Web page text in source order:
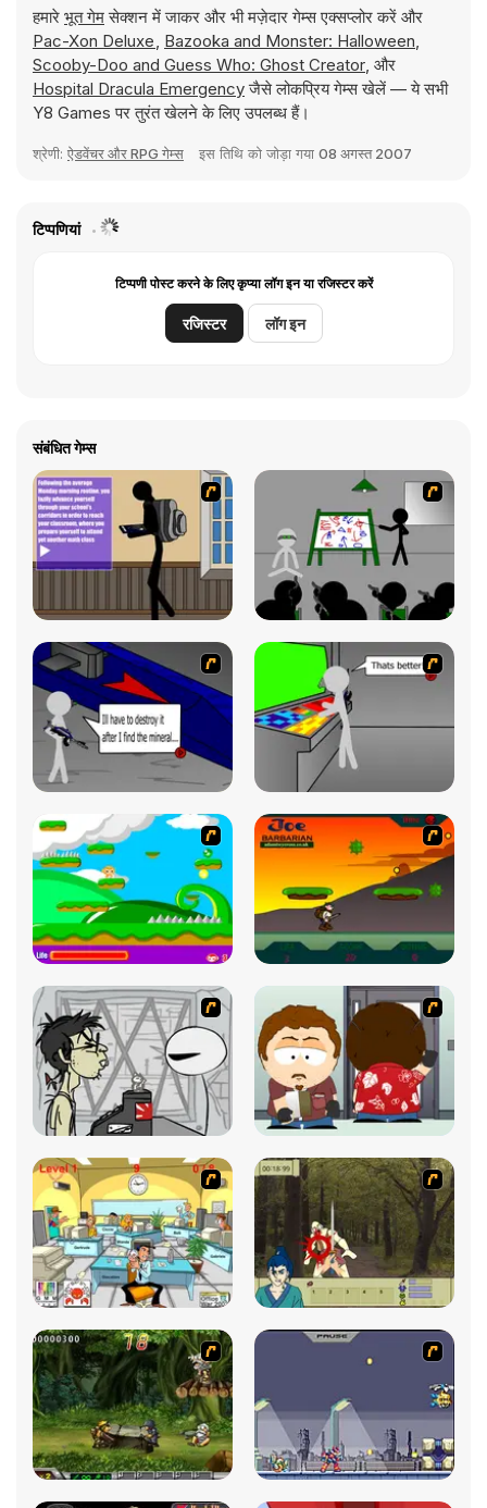
हमारे भूत गेमसेक्शन में जाकर और भी मज़ेदार गेम्स एक्सप्लोर करें और
Pac-Xon Deluxe, Bazooka and Monster: Halloween,
Scooby-Doo and Guess Who: Ghost Creator, और
Hospital Dracula Emergencyजैसे लोकप्रिय गेम्स खेलें — ये सभी
Y8 Games पर तुरंत खेलने के लिए उपलब्ध हैं।
श्रेणी: ऐडवेंचर और RPG गेम्स इस तिथि को जोड़ा गया 08 अगस्त 2007
टिप्पणियां
टिप्पणी पोस्ट करने के लिए कृप्या लॉग इन या रजिस्टर करें
रजिस्टर लॉग इन
संबंधित गेम्स